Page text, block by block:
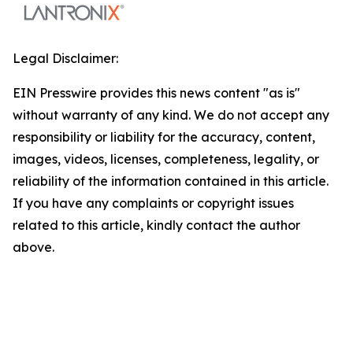
Legal Disclaimer:
EIN Presswire provides this news content "as is"
without warranty of any kind. We do not accept any
responsibility or liability for the accuracy, content,
images, videos, licenses, completeness, legality, or
reliability of the information contained in this article.
If you have any complaints or copyright issues
related to this article, kindly contact the author
above.